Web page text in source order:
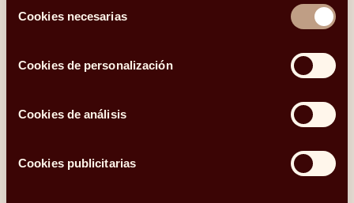
deCookies necesarias
Cookies de personalización
Cookies de análisis
Cookies publicitarias
Otros temas del blog